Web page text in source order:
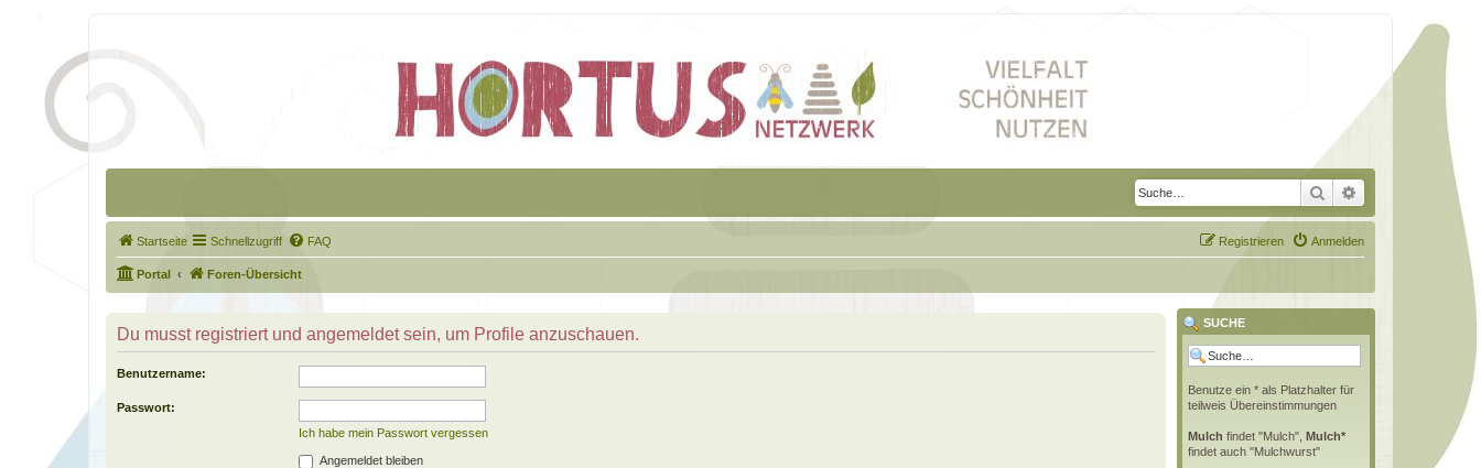
Suche Erweiterte Suche
Startseite Schnellzugriff FAQ Anmelden
Registrieren
Portal Foren-Übersicht
Du musst registriert und angemeldet sein, um Profile anzuschauen.
Benutzername:
Passwort:
Ich habe mein Passwort vergessen
Angemeldet bleiben
SUCHE
Benutze ein * als Platzhalter für
teilweis Übereinstimmungen
Mulch findet "Mulch", Mulch*
findet auch "Mulchwurst"